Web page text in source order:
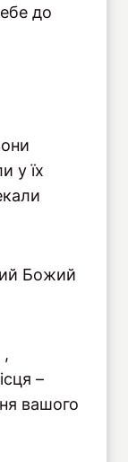
до
у їх
Божий
,
–
вашого